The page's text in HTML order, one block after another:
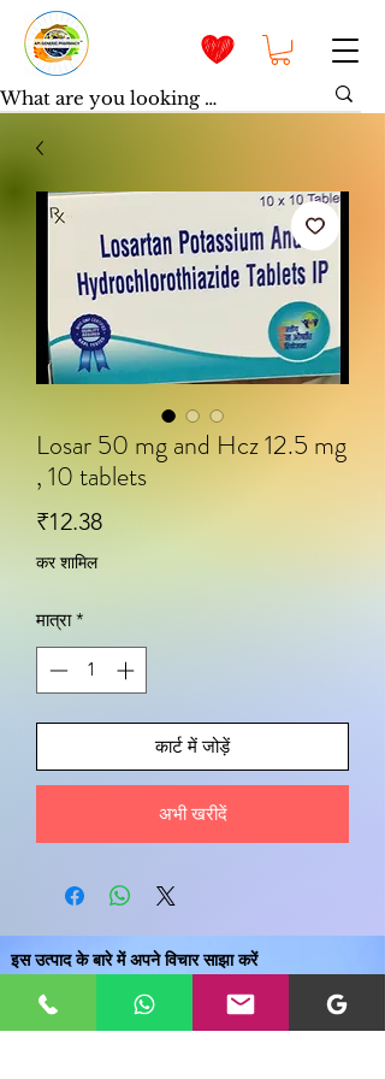
Losar 50 mg and Hcz 12.5 mg
, 10 tablets
₹12.38मूल्य
कर शामिल
मात्रा *
कार्ट में जोड़ें
अभी खरीदें
इस उत्पाद के बारे में अपने विचार साझा करें